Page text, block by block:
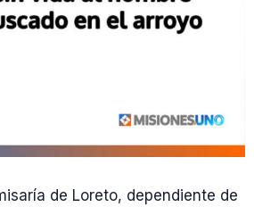
de Loreto, dependiente de